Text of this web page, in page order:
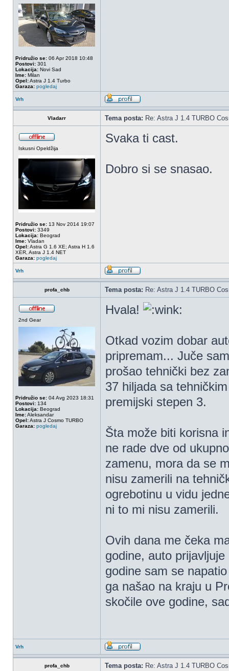
Pridružio se: 06 Apr 2018 10:48
Postovi: 301
Lokacija: Novi Sad
Ime: Milan
Opel:Astra J 1.4 Turbo
Garaza: pogledaj
Vrh
Vladarr Tema posta: Re: Astra J 1.4 TURBO
Iskusni Opeldžija
Pridružio se: 13 Nov 2014 19:07
Postovi: 3349
Lokacija: Beograd
Ime: Vladan
Opel:Astra G 1.6 XE; Astra H 1.6
XER, Astra J 1.4 NET
Garaza: pogledaj
Svaka ti cast.
Dobro si se snasao.
Vrh
profa_chb Tema posta: Re: Astra J 1.4 TURBO
2nd Gear
Pridružio se: 04 Avg 2023 18:31
Postovi: 134
Lokacija: Beograd
Ime:Aleksandar
Opel:Astra J Cosmo TURBO
Garaza: pogledaj
Hvala!
Otkad vozim dobar
pripremam... Juče
prošao tehnički bez
37 hiljada sa
premijski stepen 3.
Šta može biti korisna
ne rade dve od
zamenu, mora da se
nisu zamerili na
ogrebotinu u vidu
ni to mi nisu zamerili.
Ovih dana me čeka
godine, auto
godine sam se
ga našao na kraju u
skočile ove godine,
Vrh
profa_chb Tema posta: Re: Astra J 1.4 TURBO